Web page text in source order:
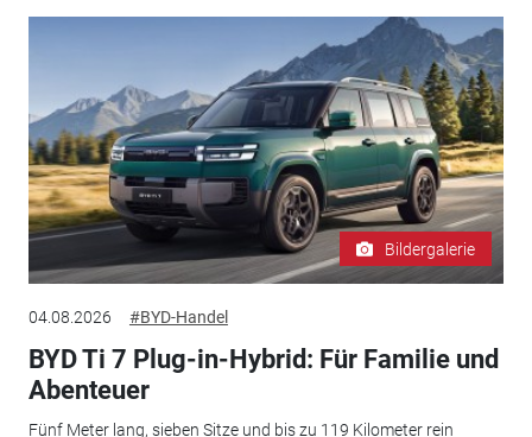
Bildergalerie
04.08.2026 #BYD-Handel
BYD Ti 7 Plug-in-Hybrid: Für Familie und
Abenteuer
Fünf Meter lang, sieben Sitze und bis zu 119 Kilometer rein